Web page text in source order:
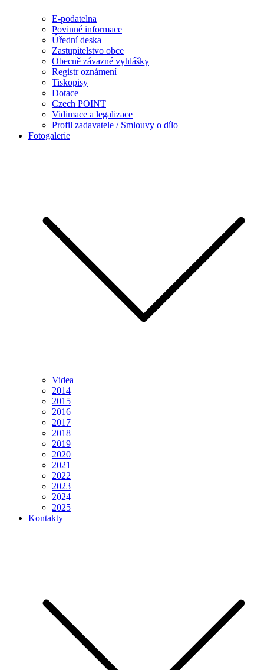
E-podatelna
Povinné informace
Úřední deska
Zastupitelstvo obce
Obecně závazné vyhlášky
Registr oznámení
Tiskopisy
Dotace
Czech POINT
Vidimace a legalizace
Profil zadavatele / Smlouvy o dílo
Fotogalerie
Videa
2014
2015
2016
2017
2018
2019
2020
2021
2022
2023
2024
2025
Kontakty